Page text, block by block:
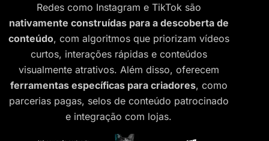
Redes como Instagram e TikTok são
nativamente construídas para a descoberta de
conteúdo, com algoritmos que priorizam vídeos
curtos, interações rápidas e conteúdos
visualmente atrativos. Além disso, oferecem
ferramentas específicas para criadores, como
parcerias pagas, selos de conteúdo patrocinado
e integração com lojas.